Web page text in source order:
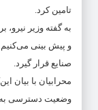
تامین کرد.
به گفته وزیر
و پیش‌ بینی
صنایع قرار گیرد.
محرابیان با بیان
وضعیت دسترسی به